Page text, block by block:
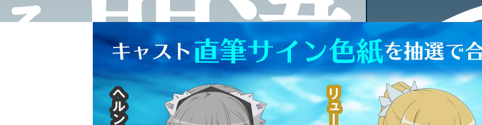
JP EN